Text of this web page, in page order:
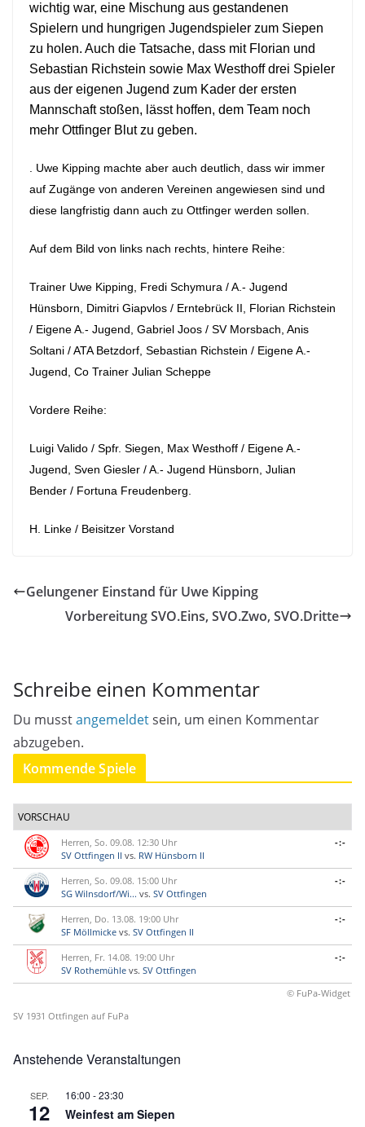
wichtig war, eine Mischung aus gestandenen
Spielern und hungrigen Jugendspieler zum Siepen
zu holen. Auch die Tatsache, dass mit Florian und
Sebastian Richstein sowie Max Westhoff drei Spieler
aus der eigenen Jugend zum Kader der ersten
Mannschaft stoßen, lässt hoffen, dem Team noch
mehr Ottfinger Blut zu geben.
. Uwe Kipping machte aber auch deutlich, dass wir immer
auf Zugänge von anderen Vereinen angewiesen sind und
diese langfristig dann auch zu Ottfinger werden sollen.
Auf dem Bild von links nach rechts, hintere Reihe:
Trainer Uwe Kipping, Fredi Schymura / A.- Jugend
Hünsborn, Dimitri Giapvlos / Erntebrück II, Florian Richstein
/ Eigene A.- Jugend, Gabriel Joos / SV Morsbach, Anis
Soltani / ATA Betzdorf, Sebastian Richstein / Eigene A.-
Jugend, Co Trainer Julian Scheppe
Vordere Reihe:
Luigi Valido / Spfr. Siegen, Max Westhoff / Eigene A.-
Jugend, Sven Giesler / A.- Jugend Hünsborn, Julian
Bender / Fortuna Freudenberg.
H. Linke / Beisitzer Vorstand
Gelungener Einstand für Uwe Kipping
Vorbereitung SVO.Eins, SVO.Zwo, SVO.Dritte
Schreibe einen Kommentar
Du musstangemeldetsein, um einen Kommentar
abzugeben.
Kommende Spiele
VORSCHAU
Herren, So. 09.08. 12:30 Uhr
SV Ottfingen II vs. RW Hünsborn II
-:-
Herren, So. 09.08. 15:00 Uhr
SG Wilnsdorf/Wi... vs. SV Ottfingen
-:-
Herren, Do. 13.08. 19:00 Uhr
SF Möllmicke vs. SV Ottfingen II
-:-
Herren, Fr. 14.08. 19:00 Uhr
SV Rothemühle vs. SV Ottfingen
-:-
© FuPa-Widget
SV 1931 Ottfingen auf FuPa
Anstehende Veranstaltungen
SEP.
12
16:00 -23:30
Weinfest am Siepen